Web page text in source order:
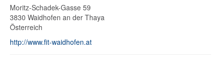
Moritz-Schadek-Gasse 59
3830 Waidhofen an der Thaya
Österreich
http://www.fit-waidhofen.at